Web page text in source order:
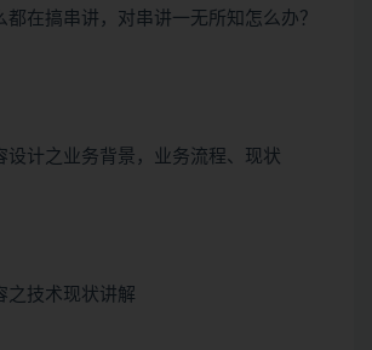
都在搞串讲，对串讲一无所知怎么办？
设计之业务背景，业务流程、现状
之技术现状讲解